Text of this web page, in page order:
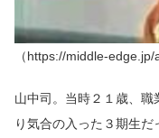
（https://middle-edge.jp/
山中司。当時２１歳、
り気合の入った３期生だ